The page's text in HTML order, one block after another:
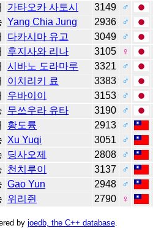
가타오카 사토시 3149
♂
Yang Chia Jung 2936
♂
다카시마 유고 3049
♂
후지사와 리나 3105
♀
시바노 도라마루 3321
♂
이치리키 료 3383
♂
우바이이 3153
♂
무쓰우라 유타 3190
♂
황도륭 2913
♂
Xu Yuqi 3051
♂
딩사오제 2808
♂
천치루이 3137
♂
Gao Yun 2948
♂
위리쥔 2790 ♀
by joedb, the C++ database.